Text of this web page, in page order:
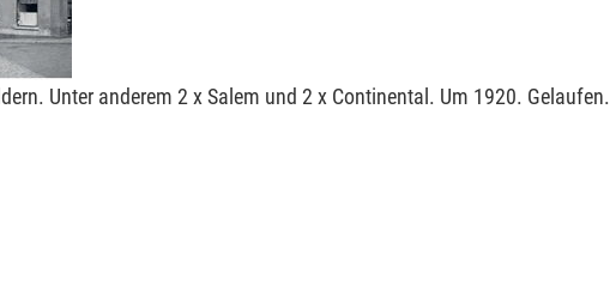
Unter anderem 2 x Salem und 2 x Continental. Um 1920. Gelaufen.